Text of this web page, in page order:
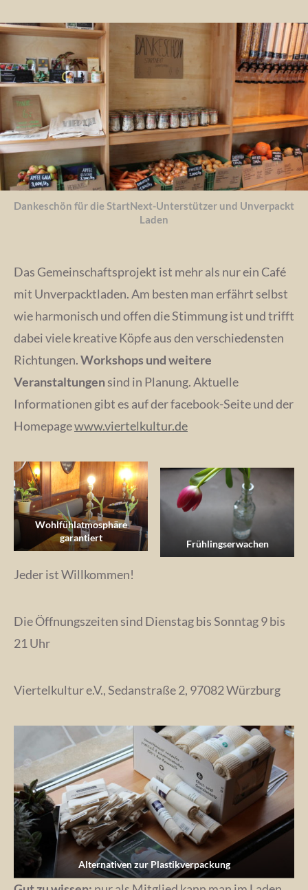
Dankeschön für die StartNext-Unterstützer und Unverpackt
Laden
Das Gemeinschaftsprojekt ist mehr als nur ein Café
mit Unverpacktladen. Am besten man erfährt selbst
wie harmonisch und offen die Stimmung ist und trifft
dabei viele kreative Köpfe aus den verschiedensten
Richtungen.Workshops und weitere
Veranstaltungensind in Planung. Aktuelle
Informationen gibt es auf der facebook-Seite und der
Homepagewww.viertelkultur.de
Wohlfühlatmosphäre
garantiert
Frühlingserwachen
Jeder ist Willkommen!
Die Öffnungszeiten sind Dienstag bis Sonntag 9 bis
21 Uhr
Viertelkultur e.V., Sedanstraße 2, 97082 Würzburg
Alternativen zur Plastikverpackung